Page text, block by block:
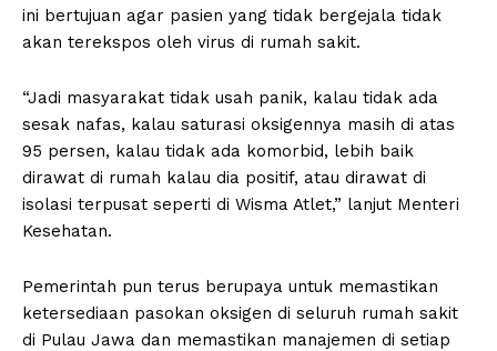
ini bertujuan agar pasien yang tidak bergejala tidak
akan terekspos oleh virus di rumah sakit.
“Jadi masyarakat tidak usah panik, kalau tidak ada
sesak nafas, kalau saturasi oksigennya masih di atas
95 persen, kalau tidak ada komorbid, lebih baik
dirawat di rumah kalau dia positif, atau dirawat di
isolasi terpusat seperti di Wisma Atlet,” lanjut Menteri
Kesehatan.
Pemerintah pun terus berupaya untuk memastikan
ketersediaan pasokan oksigen di seluruh rumah sakit
di Pulau Jawa dan memastikan manajemen di setiap